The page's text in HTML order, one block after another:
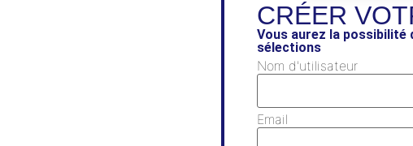
CRÉER
Vous aurez la possibilité
sélections
Nom d'utilisateur
Email